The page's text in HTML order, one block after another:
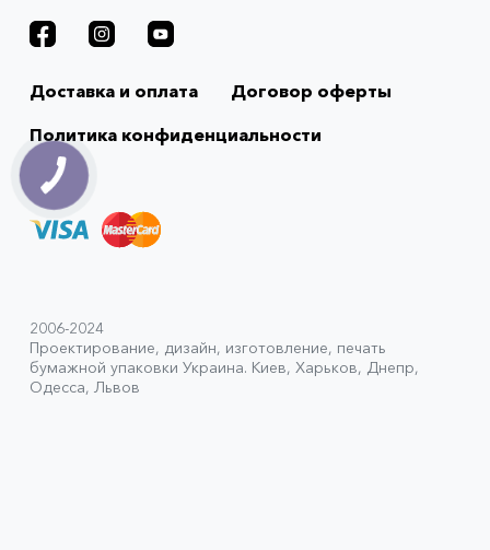
Доставка и оплата
Договор оферты
Политика конфиденциальности
2006-2024
Проектирование, дизайн, изготовление, печать
бумажной упаковки Украина. Киев, Харьков, Днепр,
Одесса, Львов